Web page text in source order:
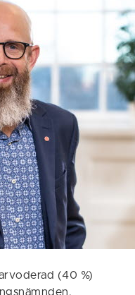
(40 %)